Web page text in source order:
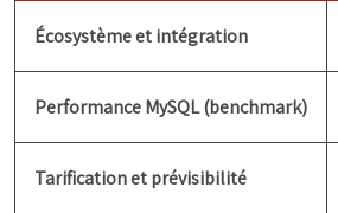
Écosystème et intégration
Performance MySQL (benchmark)
Tarification et prévisibilité